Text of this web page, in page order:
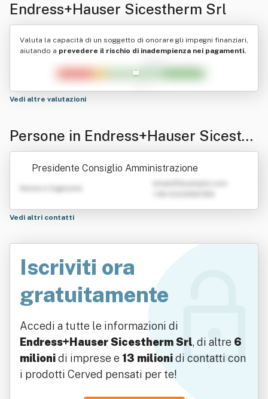
Endress+Hauser Sicestherm Srl
Valuta la capacità di un soggetto di onorare gli impegni finanziari,
aiutando a prevedere il rischio di inadempienza nei pagamenti.
Vedi altre valutazioni
Persone in Endress+Hauser Sicesthe
rm Srl
Presidente Consiglio Amministrazione
Nome e Cognome
Vedi altri contatti
Iscriviti ora
gratuitamente
Accedi a tutte le informazioni di
Endress+Hauser Sicestherm Srl, di altre 6
milionidi imprese e 13 milionidi contatti con
i prodotti Cerved pensati per te!